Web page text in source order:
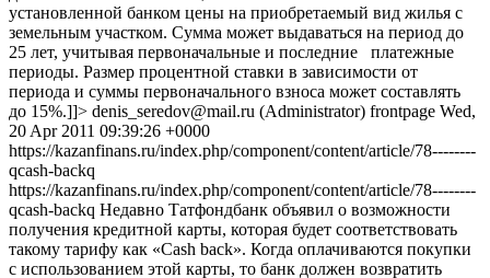
установленной банком цены на приобретаемый вид жилья с
земельным участком. Сумма может выдаваться на период до
25 лет, учитывая первоначальные и последние платежные
периоды. Размер процентной ставки в зависимости от
периода и суммы первоначального взноса может составлять
до 15%.]]> denis_seredov@mail.ru (Administrator) frontpage Wed,
20 Apr 2011 09:39:26 +0000
https://kazanfinans.ru/index.php/component/content/article/78--------
qcash-backq
https://kazanfinans.ru/index.php/component/content/article/78--------
qcash-backq Недавно Татфондбанк объявил о возможности
получения кредитной карты, которая будет соответствовать
такому тарифу как «Cash back». Когда оплачиваются покупки
с использованием этой карты, то банк должен возвратить